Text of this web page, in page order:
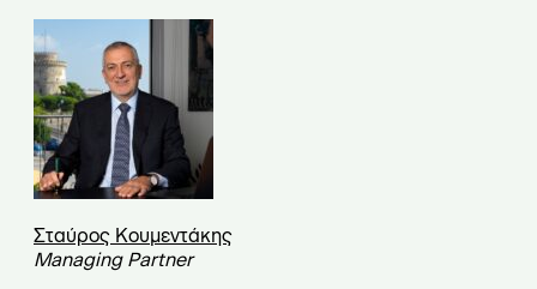
Σταύρος Κουμεντάκης
Managing Partner